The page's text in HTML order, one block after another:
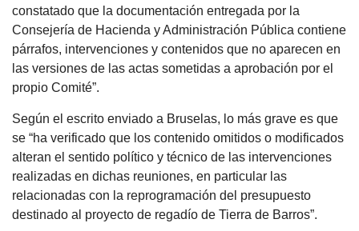
constatado que la documentación entregada por la
Consejería de Hacienda y Administración Pública contiene
párrafos, intervenciones y contenidos que no aparecen en
las versiones de las actas sometidas a aprobación por el
propio Comité”.
Según el escrito enviado a Bruselas, lo más grave es que
se “ha verificado que los contenido omitidos o modificados
alteran el sentido político y técnico de las intervenciones
realizadas en dichas reuniones, en particular las
relacionadas con la reprogramación del presupuesto
destinado al proyecto de regadío de Tierra de Barros”.